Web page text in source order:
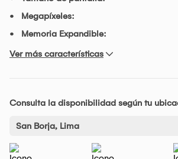
Megapíxeles:
Memoria Expandible:
Ver más características
Consulta la disponibilidad según tu
San Borja, Lima